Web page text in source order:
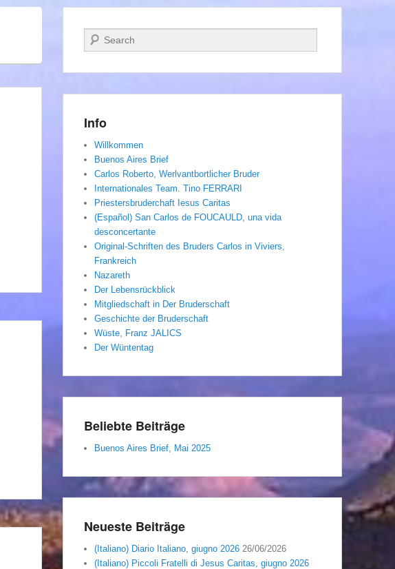
Suchen
Info
Willkommen
Buenos Aires Brief
Carlos Roberto, Werlvantbortlicher Bruder
Internationales Team. Tino FERRARI
Priestersbruderchaft Iesus Caritas
(Español) San Carlos de FOUCAULD, una vida
desconcertante
Original-Schriften des Bruders Carlos in Viviers,
Frankreich
Nazareth
Der Lebensrückblick
Mitgliedschaft in Der Bruderschaft
Geschichte der Bruderschaft
Wüste, Franz JALICS
Der Wüntentag
Beliebte Beiträge
Buenos Aires Brief, Mai 2025
Neueste Beiträge
(Italiano) Diario Italiano, giugno 2026 26/06/2026
(Italiano) Piccoli Fratelli di Jesus Caritas, giugno 2026